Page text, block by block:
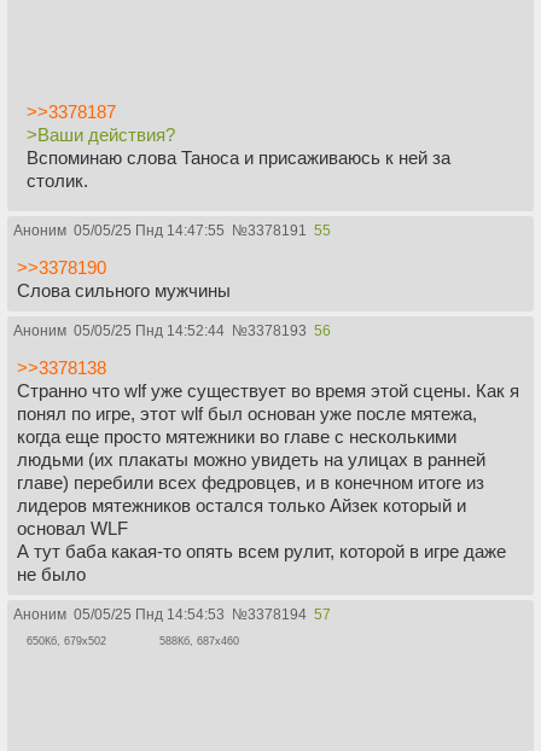
>>3378187
>Ваши действия?
Вспоминаю слова Таноса и присаживаюсь к ней за
столик.
Аноним 05/05/25 Пнд 14:47:55 №3378191 55
>>3378190
Слова сильного мужчины
Аноним 05/05/25 Пнд 14:52:44 №3378193 56
>>3378138
Странно что wlf уже существует во время этой сцены. Как я
понял по игре, этот wlf был основан уже после мятежа,
когда еще просто мятежники во главе с несколькими
людьми (их плакаты можно увидеть на улицах в ранней
главе) перебили всех федровцев, и в конечном итоге из
лидеров мятежников остался только Айзек который и
основал WLF
А тут баба какая-то опять всем рулит, которой в игре даже
не было
Аноним 05/05/25 Пнд 14:54:53 №3378194 57
650Кб, 679x502 588Кб, 687x460